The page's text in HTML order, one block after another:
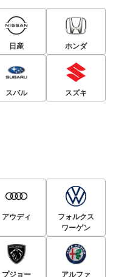
日産 ホンダ
スバル スズキ
アウディ
フォルクス
ワーゲン
プジョー
アルファ